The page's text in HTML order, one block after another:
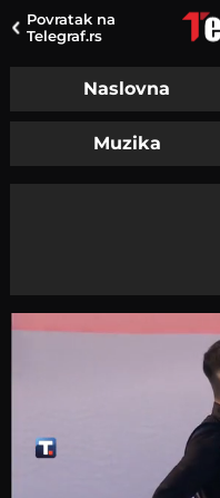
Povratak na
Telegraf.rs
Naslovna
Muzika